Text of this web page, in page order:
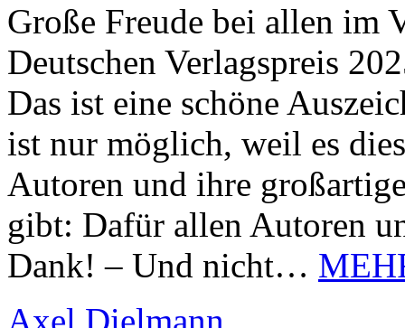
Große Freude bei allen im
Deutschen Verlagspreis
Das ist eine schöne
ist nur möglich, weil es
Autoren und ihre
gibt: Dafür allen Autoren
Dank! – Und nicht…
Axel Dielmann